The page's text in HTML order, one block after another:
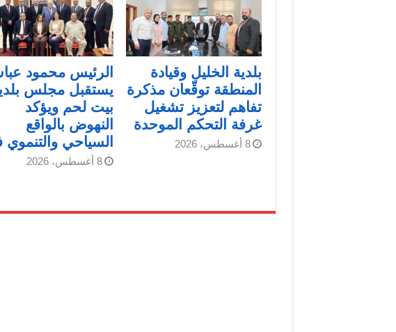
بلدية الخليل وقيادة
المنطقة توقّعان مذكرة
تفاهم لتعزيز تشغيل
غرفة التحكم الموحدة
8 أغسطس، 2026
الرئيس محمود
يستقبل مجلس
بيت لحم ويؤكد
النهوض بالواقع
السياحي والتنموي
8 أغسطس، 2026